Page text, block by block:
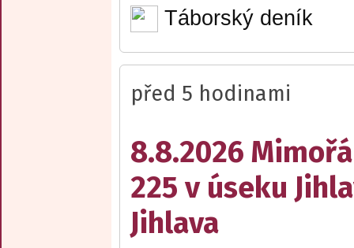
Táborský deník
před 5 hodinami
8.8.2026
225 v úseku
Jihlava